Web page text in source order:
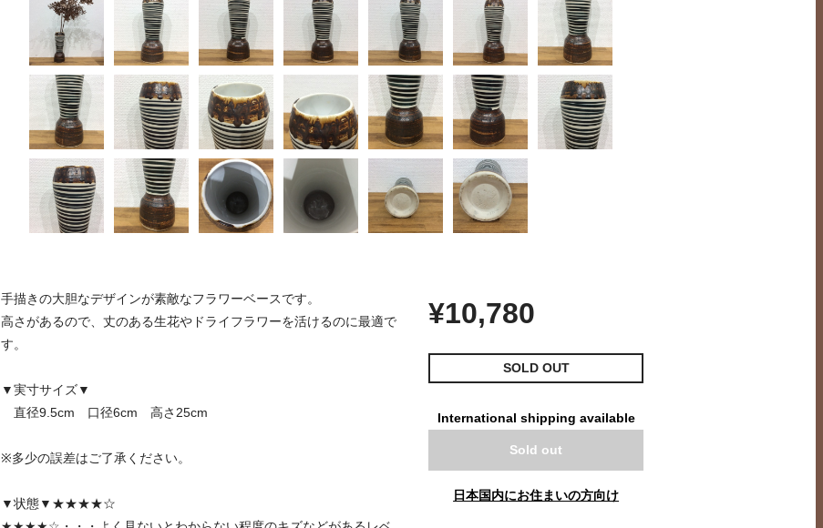
手描きの大胆なデザインが素敵なフラワーベースです。
高さがあるので、丈のある生花やドライフラワーを活けるのに最適で
す。
▼実寸サイズ▼
直径9.5cm 口径6cm 高さ25cm
※多少の誤差はご了承ください。
▼状態▼★★★★☆
¥10,780
SOLD OUT
International shipping available
Sold out
日本国内にお住まいの方向け